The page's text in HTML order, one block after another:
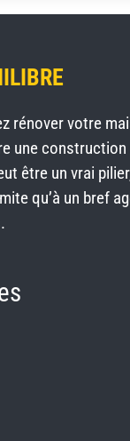
rénover votre
une construction
être un vrai
qu’à un bref